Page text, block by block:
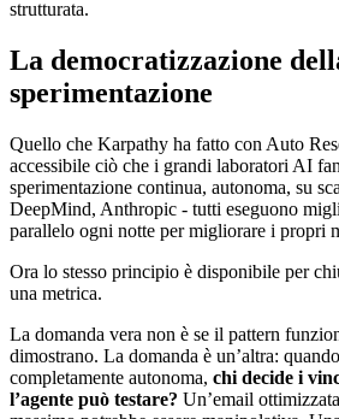
strutturata.
La democratizzazione
sperimentazione
Quello che Karpathy ha fatto con Auto
accessibile ciò che i grandi laboratori AI
sperimentazione continua, autonoma, su
DeepMind, Anthropic - tutti eseguono
parallelo ogni notte per migliorare i propri
Ora lo stesso principio è disponibile per
una metrica.
La domanda vera non è se il pattern
dimostrano. La domanda è un’altra:
completamente autonoma, chi decide i
l’agente può testare? Un’email